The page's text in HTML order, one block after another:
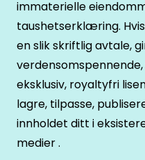
immaterielle
taushetserklæring.
en slik skriftlig avtale,
eksklusiv, royaltyfri
lagre, tilpasse,
innholdet ditt i
medier .